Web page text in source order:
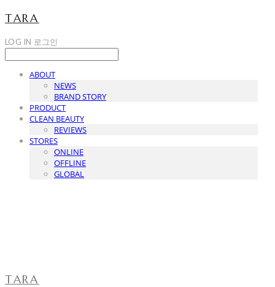
TARA
LOG IN 로그인
ABOUT
NEWS
BRAND STORY
PRODUCT
CLEAN BEAUTY
REVIEWS
STORES
ONLINE
OFFLINE
GLOBAL
TARA